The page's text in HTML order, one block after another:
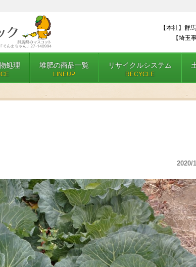
【本社】群
【埼玉
処理 堆肥の商品一覧
LINEUP
リサイクルシステム
RECYCLE
2020/